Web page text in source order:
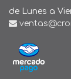
de Lunes a